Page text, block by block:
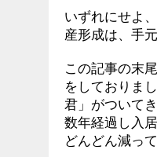
いずれにせよ
産形成は、手
この記事の末
をしておりま
君」がついて
数年経過し入
どんどん減っ